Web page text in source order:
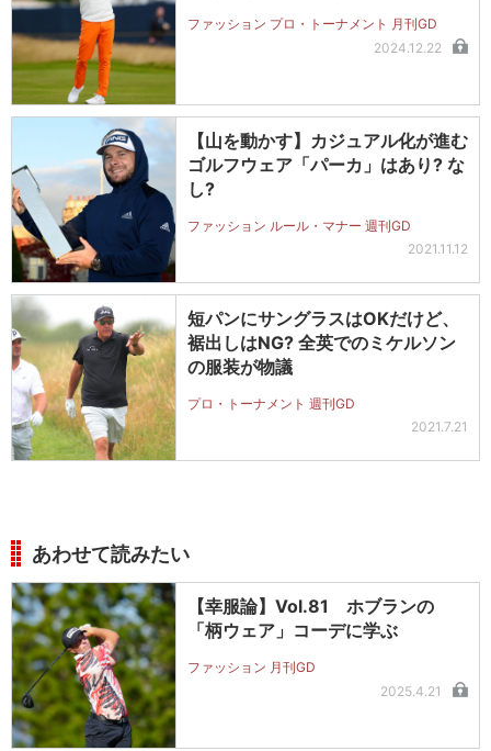
ファッション プロ・トーナメント 月刊GD
2024.12.22
【山を動かす】カジュアル化が進む
ゴルフウェア「パーカ」はあり? な
し?
ファッション ルール・マナー 週刊GD
2021.11.12
短パンにサングラスはOKだけど、
裾出しはNG? 全英でのミケルソン
の服装が物議
プロ・トーナメント 週刊GD
2021.7.21
あわせて読みたい
【幸服論】Vol.81 ホブランの
「柄ウェア」コーデに学ぶ
ファッション 月刊GD
2025.4.21